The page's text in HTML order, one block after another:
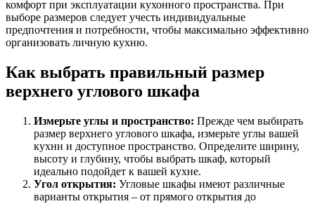
комфорт при эксплуатации кухонного пространства. При
выборе размеров следует учесть индивидуальные
предпочтения и потребности, чтобы максимально эффективно
организовать личную кухню.
Как выбрать правильный размер
верхнего углового шкафа
Измерьте углы и пространство: Прежде чем выбирать
размер верхнего углового шкафа, измерьте углы вашей
кухни и доступное пространство. Определите ширину,
высоту и глубину, чтобы выбрать шкаф, который
идеально подойдет к вашей кухне.
Угол открытия: Угловые шкафы имеют различные
варианты открытия – от прямого открытия до